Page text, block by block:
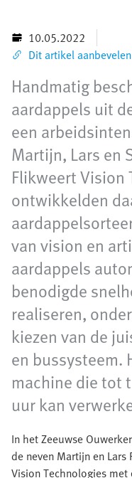
10.05.2022
Dit artikel aanbevelen
Handmatig
aardappels uit
een
Martijn, Lars en
Flikweert Vision
ontwikkelden
van vision en
aardappels
benodigde
realiseren,
kiezen van de
en bussysteem.
machine die tot
uur kan
In het Zeeuwse
de neven Martijn en
Vision Technologies